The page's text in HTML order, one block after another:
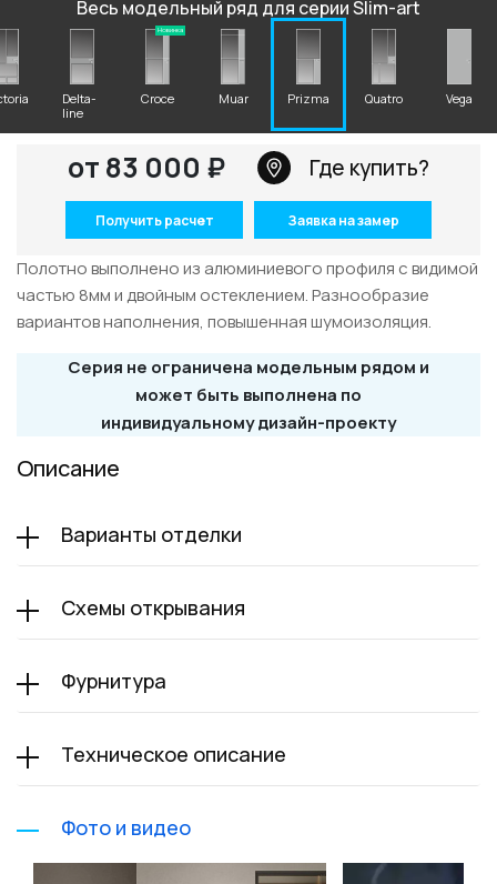
Весь модельный ряд для серии Slim-art
Delta-
line
Новинка
Croce Muar Prizma Quatro Vega
от 83 000 ₽ Где купить?
Получить расчет Заявка на замер
Полотно выполнено из алюминиевого профиля с видимой
частью 8мм и двойным остеклением. Разнообразие
вариантов наполнения, повышенная шумоизоляция.
Серия не ограничена модельным рядом и
может быть выполнена по
индивидуальному дизайн-проекту
Описание
Варианты отделки
Схемы открывания
Фурнитура
Техническое описание
Фото и видео
+7 495 662 87 32
salon@miksal.ru
Белорусская
г. Москва, ул. Бутырский Вал, д. 32
пн-сб 10:00 - 20:00 (вс 10:00 - 19:00)
(9.05 -выходной)
Телефон: +7 495 662-87-32
salon@miksal.ru